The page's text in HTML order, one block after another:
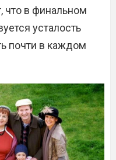
что в финальном
усталость
почти в каждом